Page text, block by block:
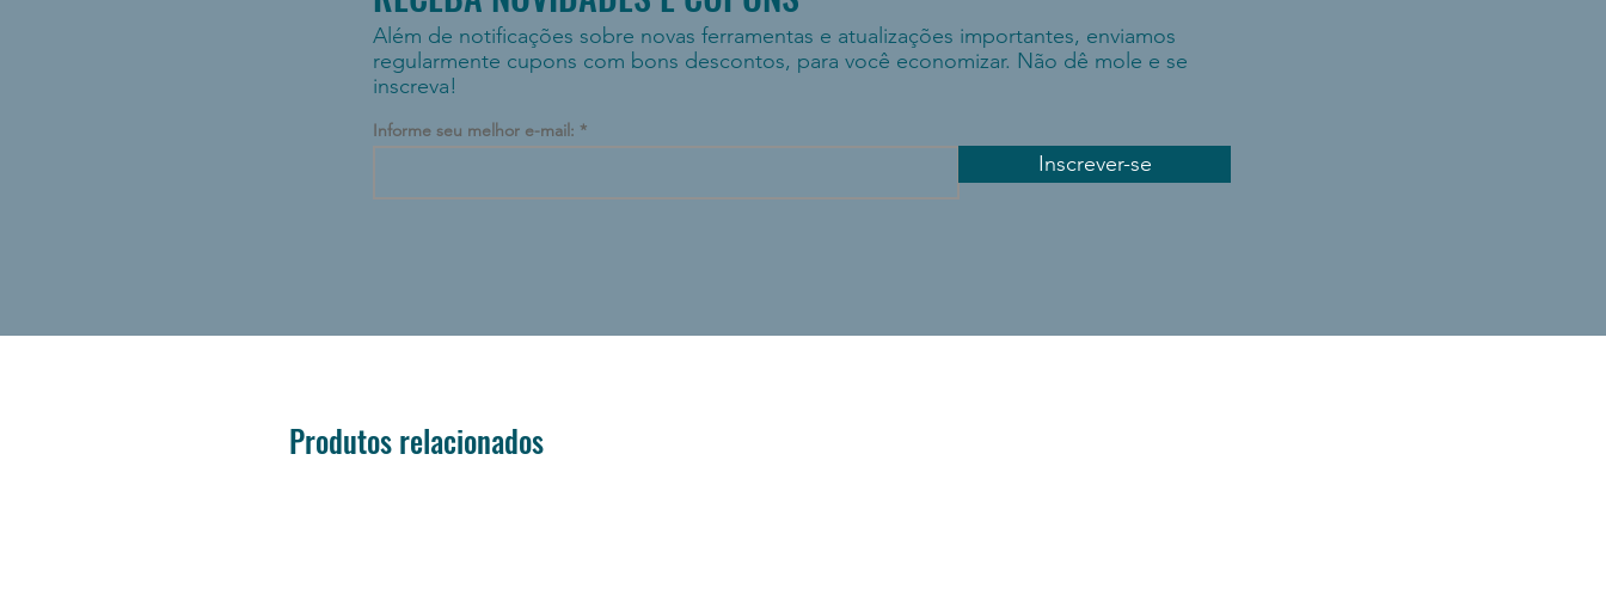
Além de notificações sobre novas ferramentas e atualizações importantes, enviamos
regularmente cupons com bons descontos, para você economizar. Não dê mole e se
inscreva!
Informe seu melhor e-mail:
Inscrever-se
Produtos relacionados